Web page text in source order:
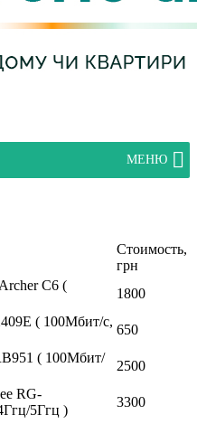
МЕНЮ
Стоимость,
грн
C6 (
1800
( 100Мбит/с,
650
( 100Мбит/
2500
RG-
5Ггц )
3300